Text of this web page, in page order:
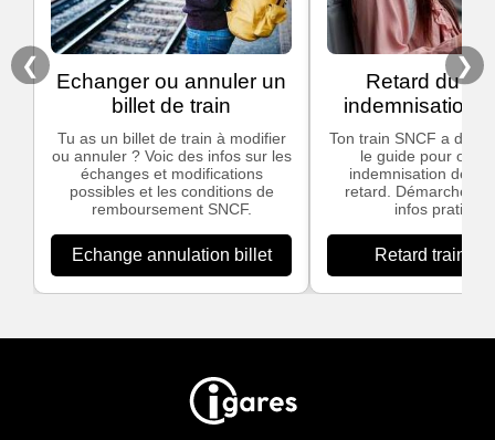
❮
Echanger ou annuler un
billet de train
Tu as un billet de train à modifier
ou annuler ? Voic des infos sur les
échanges et modifications
possibles et les conditions de
remboursement SNCF.
Echange annulation billet
Retard du
indemnisations
Ton train SNCF a du
le guide pour
indemnisation dès
retard. Démarches
infos
Retard train
❯